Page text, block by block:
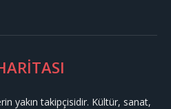
yakın takipçisidir. Kültür, sanat,